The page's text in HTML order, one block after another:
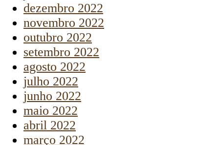
dezembro 2022
novembro 2022
outubro 2022
setembro 2022
agosto 2022
julho 2022
junho 2022
maio 2022
abril 2022
março 2022